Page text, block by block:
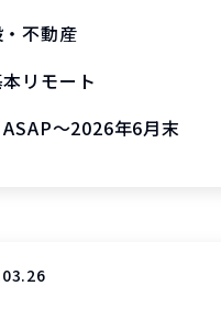
不動産
リモート
ASAP～2026年6月末